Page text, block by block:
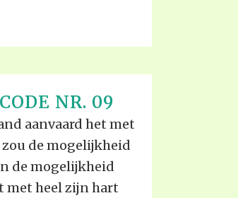
NR. 09
aanvaard het met
de mogelijkheid
de mogelijkheid
met heel zijn hart